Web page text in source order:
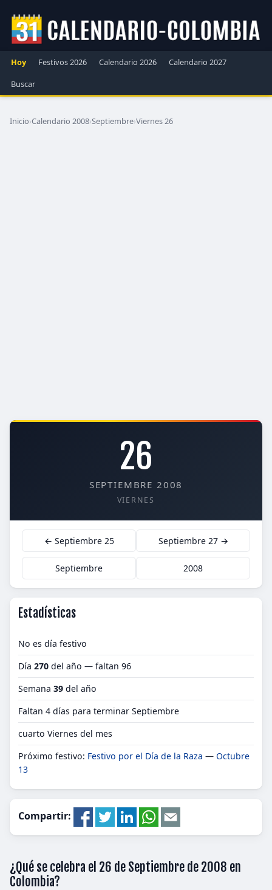
Hoy Festivos 2026 Calendario 2026
Calendario 2027
Buscar
Inicio›Calendario 2008›Septiembre›Viernes 26
26
SEPTIEMBRE 2008
VIERNES
← Septiembre 25 Septiembre 27 →
Septiembre 2008
Estadísticas
No es día festivo
Día 270 del año — faltan 96
Semana 39 del año
Faltan 4 días para terminar Septiembre
cuarto Viernes del mes
Próximo festivo: Festivo por el Día de la Raza — Octubre
13
Compartir:
¿Qué se celebra el 26 de Septiembre de 2008 en
Colombia?